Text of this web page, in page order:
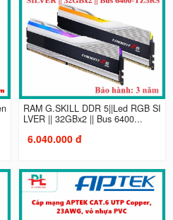
RAM G.SKILL DDR 5||Led RGB SI
LVER || 32GBx2 || Bus 6400...
6.040.000 đ